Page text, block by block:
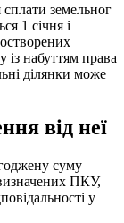
земельног
1 січня і
із набуттям права
ділянки може
від неї
суму
ПКУ,
у